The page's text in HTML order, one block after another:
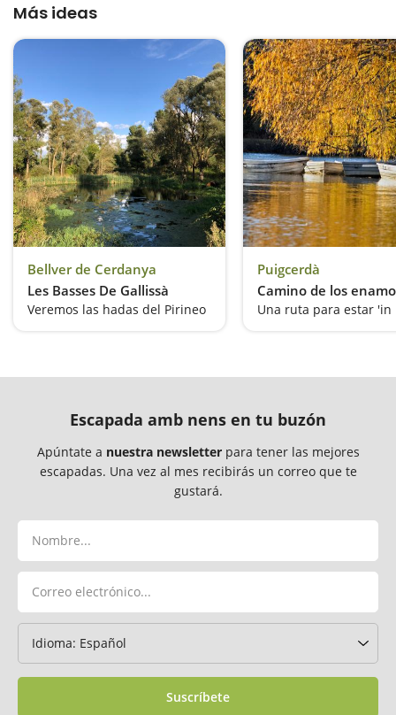
Más ideas
Bellver de Cerdanya
Les Basses De Gallissà
Veremos las hadas del Pirineo
Puigcerdà
Camino de los
Escapada amb nens en tu buzón
Apúntate a nuestra newsletterpara tener las mejores
escapadas. Una vez al mes recibirás un correo que te
gustará.
Suscríbete